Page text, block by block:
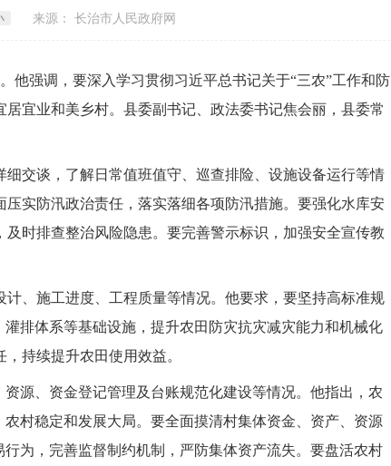
来源： 长治市人民政府网
他强调，要深入学习贯彻习近平总书记关于“三农”工作和防
宜业和美乡村。县委副书记、政法委书记焦会丽，县委常
交谈，了解日常值班值守、巡查排险、设施设备运行等情
实防汛政治责任，落实落细各项防汛措施。要强化水库安
时排查整治风险隐患。要完善警示标识，加强安全宣传教
、施工进度、工程质量等情况。他要求，要坚持高标准规
排体系等基础设施，提升农田防灾抗灾减灾能力和机械化
持续提升农田使用效益。
源、资金登记管理及台账规范化建设等情况。他指出，农
村稳定和发展大局。要全面摸清村集体资金、资产、资源
为，完善监督制约机制，严防集体资产流失。要盘活农村